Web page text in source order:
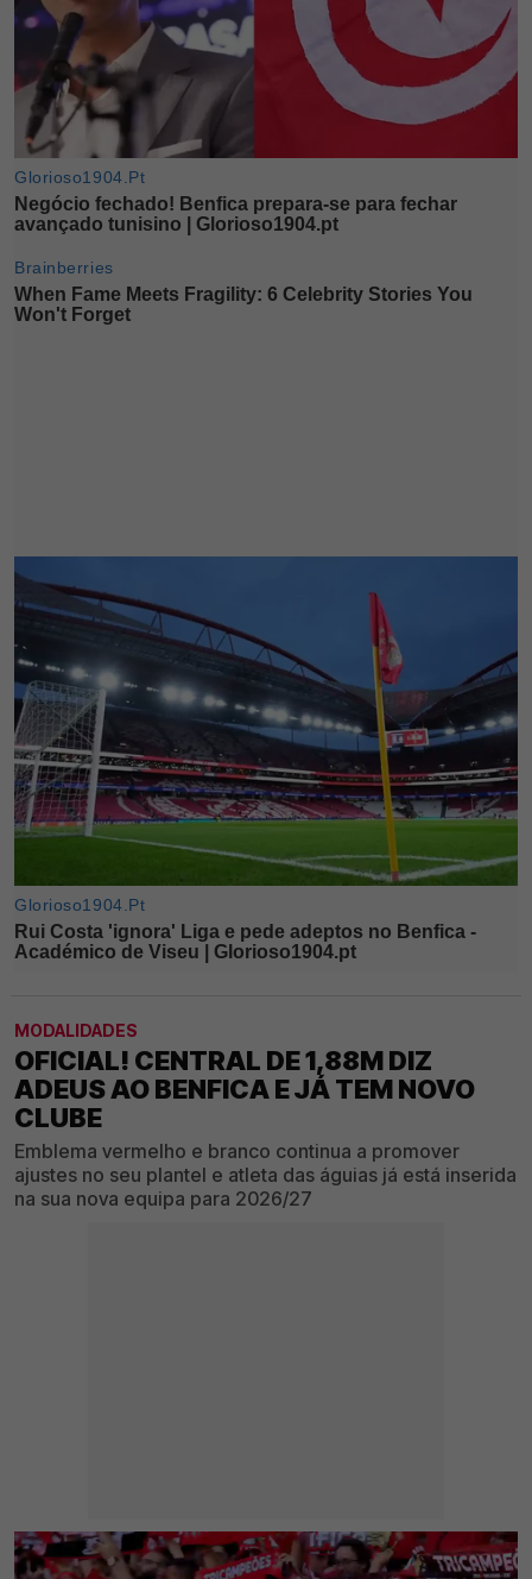
MODALIDADES
OFICIAL! CENTRAL DE 1,88M DIZ
ADEUS AO BENFICA E JÁ TEM NOVO
CLUBE
Emblema vermelho e branco continua a promover
ajustes no seu plantel e atleta das águias já está inserida
na sua nova equipa para 2026/27